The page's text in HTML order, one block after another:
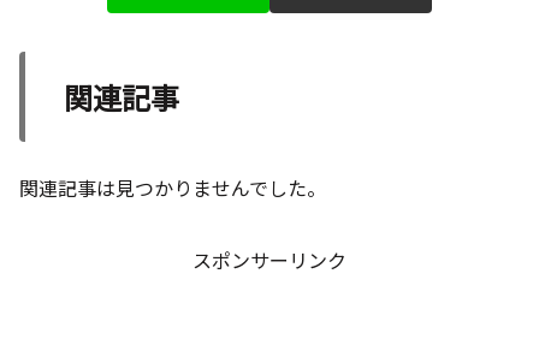
関連記事
関連記事は見つかりませんでした。
スポンサーリンク